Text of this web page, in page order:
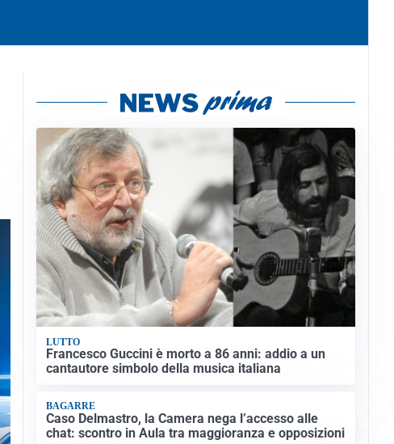
LUTTO
Francesco Guccini è morto a 86 anni: addio a un
cantautore simbolo della musica italiana
BAGARRE
Caso Delmastro, la Camera nega l’accesso alle
chat: scontro in Aula tra maggioranza e opposizioni